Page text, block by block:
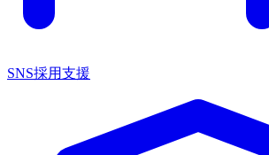
SNS採用支援